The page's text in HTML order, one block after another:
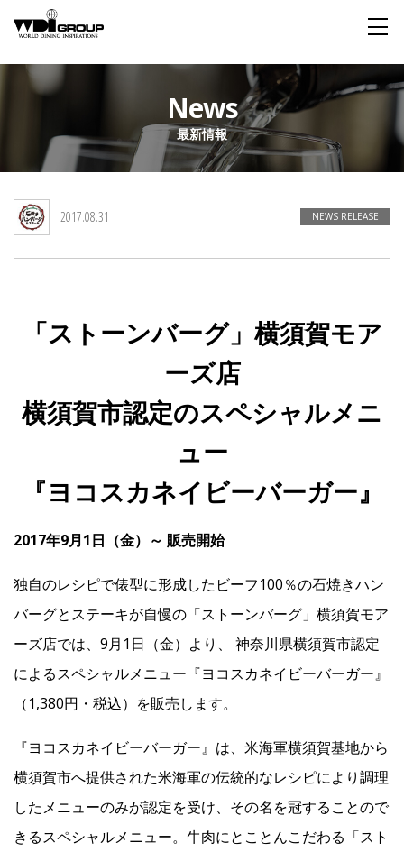
About WDI
WDI STANDARD
私たちが大切にするもの 舞台は世界
Social Responsibility Sustainability
Restaurant
Wedding
IR
Franchise
Contact
News
最新情報
2017.08.31 NEWS RELEASE
「ストーンバーグ」横須賀モア
ーズ店
横須賀市認定のスペシャルメニ
ュー
『ヨコスカネイビーバーガー』
2017年9月1日（金）～ 販売開始
独自のレシピで俵型に形成したビーフ100％の石焼きハン
バーグとステーキが自慢の「ストーンバーグ」横須賀モア
ーズ店では、9月1日（金）より、 神奈川県横須賀市認定
によるスペシャルメニュー『ヨコスカネイビーバーガー』
（1,380円・税込）を販売します。
『ヨコスカネイビーバーガー』は、米海軍横須賀基地から
横須賀市へ提供された米海軍の伝統的なレシピにより調理
したメニューのみが認定を受け、その名を冠することので
きるスペシャルメニュー。牛肉にとことんこだわる「スト